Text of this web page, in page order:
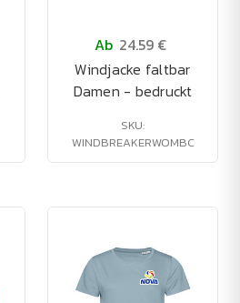
Ab 24.59 €
Windjacke faltbar
Damen - bedruckt
SKU:
WINDBREAKERWOMBC